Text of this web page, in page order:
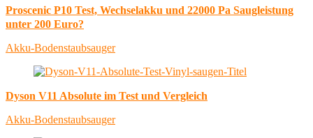
Proscenic P10 Test, Wechselakku und 22000 Pa Saugleistung
unter 200 Euro?
Akku-Bodenstaubsauger
Dyson V11 Absolute im Test und Vergleich
Akku-Bodenstaubsauger